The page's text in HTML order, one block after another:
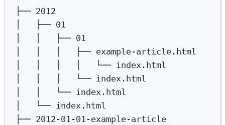
├── 2012
├── 01
├── 01
├── example-article.html
└── index.html
└── index.html
└── index.html
└── index.html
├── 2012-01-01-example-article